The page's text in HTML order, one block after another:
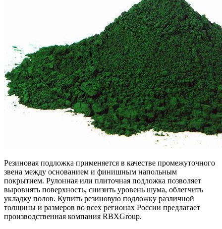
Резиновая подложка применяется в качестве промежуточного
звена между основанием и финишным напольным
покрытием. Рулонная или плиточная подложка позволяет
выровнять поверхность, снизить уровень шума, облегчить
укладку полов. Купить резиновую подложку различной
толщины и размеров во всех регионах России предлагает
производственная компания RBXGroup.